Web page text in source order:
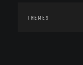
THEMES